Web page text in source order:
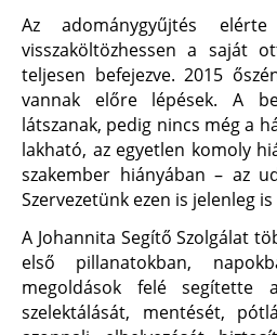
Az adománygyűjtés
visszaköltözhessen a saját
teljesen befejezve. 2015
vannak előre lépések. A
látszanak, pedig nincs még a
lakható, az egyetlen komoly
szakember hiányában – az
Szervezetünk ezen is jelenleg
A Johannita Segítő Szolgálat
első pillanatokban,
megoldások felé segítette
szelektálását, mentését,